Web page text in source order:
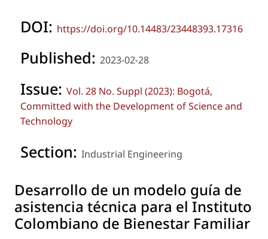
DOI: https://doi.org/10.14483/23448393.17316
Published: 2023-02-28
Issue: Vol. 28 No. Suppl (2023): Bogotá,
Committed with the Development of Science and
Technology
Section: Industrial Engineering
Desarrollo de un modelo guía de
asistencia técnica para el Instituto
Colombiano de Bienestar Familiar